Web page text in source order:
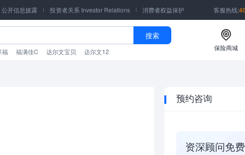
公开信息披露 投资者关系 Investor Relations 消费者权益保护 客服热线:
搜索
福 福满佳C 达尔文宝贝 达尔文12 保险商城
预约咨询
资深顾问免